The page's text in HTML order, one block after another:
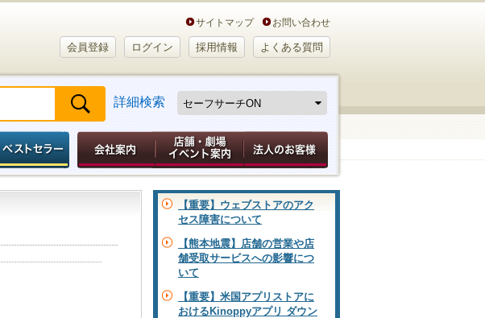
サイトマップ お問い合わせ
会員登録 ログイン 採用情報 よくある質問
詳細検索
【重要】ウェブストアのアク
セス障害について
【熊本地震】店舗の営業や店
舗受取サービスへの影響につ
いて
【重要】米国アプリストアに
おけるKinoppyアプリ ダウン